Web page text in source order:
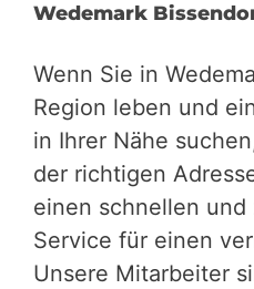
Wedemark
Wenn Sie in
Region leben und
in Ihrer Nähe
der richtigen
einen schnellen und
Service für einen
Unsere Mitarbeiter